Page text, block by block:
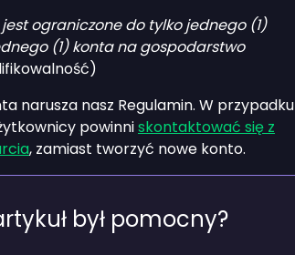
ograniczone do tylko jednego (1)
(1) konta na gospodarstwo
narusza nasz Regulamin. W przypadku
powinniskontaktować się z
, zamiast tworzyć nowe konto.
był pomocny?